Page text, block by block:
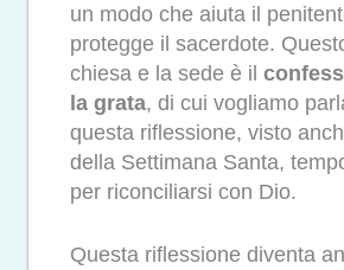
un modo che aiuta il
protegge il sacerdote.
chiesa e la sede è il
la grata, di cui vogliamo
questa riflessione, visto
della Settimana Santa,
per riconciliarsi con Dio.
Questa riflessione diventa